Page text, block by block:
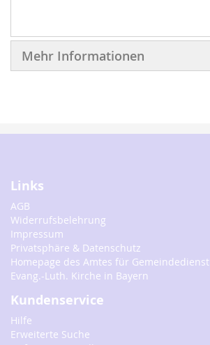
Mehr Informationen
Links
AGB
Widerrufsbelehrung
Impressum
Privatsphäre & Datenschutz
Homepage des Amtes für Gemeindedienst
Evang.-Luth. Kirche in Bayern
Kundenservice
Hilfe
Erweiterte Suche